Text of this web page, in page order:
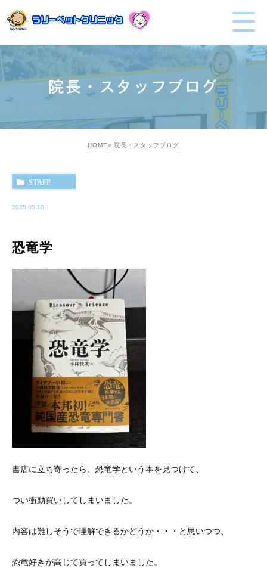
院長・スタッフブログ
HOME 院長・スタッフブログ
STAFF
2025.05.18
恐竜学
書店に立ち寄ったら、恐竜学という本を見つけて、
つい衝動買いしてしまいました。
内容は難しそうで理解できるかどうか・・・と思いつつ、
恐竜好きが高じて買ってしまいました。